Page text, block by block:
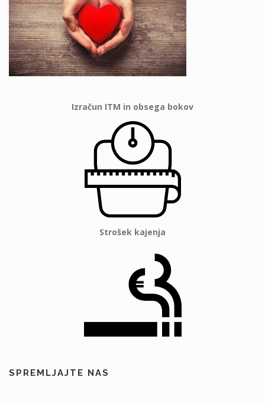
Izračun ITM in obsega bokov
Strošek kajenja
SPREMLJAJTE NAS